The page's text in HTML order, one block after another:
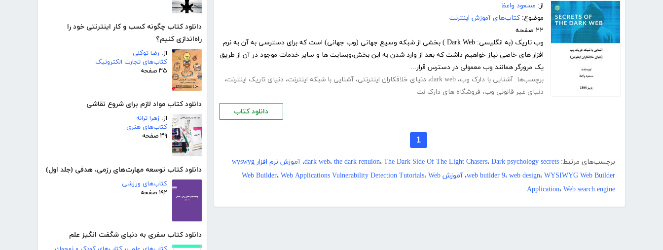
دانلود کتاب چگونه کسب و کار اینترنتی خود را
راه‌اندازی کنیم؟
از: رضا توکلی
کتاب‌های تجارت الکترونیک
۳۵ صفحه
دانلود کتاب مواد لازم برای شروع نقاشی
از: زهرا ترانه
کتاب‌های هنری
۳۹ صفحه
دانلود کتاب توسعه مهارت‌های رزمی، هدفی (جلد اول)
کتاب‌های ورزشی
۱۹۲ صفحه
دانلود کتاب سفری به دنیای شگفت انگیز علم
از: مسعود واعظ
موضوع: کتاب‌های آموزش اینترنت
۲۲ صفحه
وب تاریک (به انگلیسی: Dark Web ) بخشی از شبکه وسیع جهانی (وب جهانی) است که برای دسترسی به آن به نرم
افزار های خاصی نیاز خواهیم داشت که بعد از وارد شدن به این بخش،وبسایت ها و سایر خدمات موجود در آن از طریق
یک مرورگر همانند وب معمولی در دسترس قرار...
برچسب‌ها: آشنایی با دارک وب، dark web، دنیای خلافکاران اینترنتی، آشنایی با شبکه اینترنت، دنیای تاریک اینترنت،
دنیای غیر قانونی وب، فروشگاه های دارک نت
دانلود کتاب
1
برچسب‌های مرتبط: dark web، the dark renuion، The Dark Side Of The Light Chasers، Dark psychology secrets ،
آموزش نرم افزار wyswyg
web builder 9، web design، WYSIWYG Web Builder ،آموزش Web Builder ، Web Applications Vulnerability Detection Tutorials، Web
Application، Web search engine